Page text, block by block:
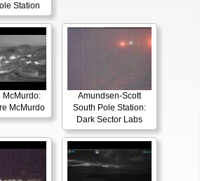
Station
McMurdo:
McMurdo
Amundsen-Scott
South Pole Station:
Dark Sector Labs